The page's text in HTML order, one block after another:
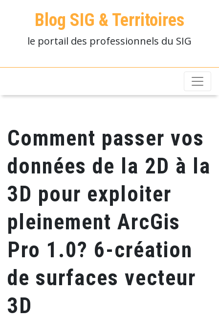
Blog SIG & Territoires
le portail des professionnels du SIG
Comment passer vos
données de la 2D à la
3D pour exploiter
pleinement ArcGis
Pro 1.0? 6-création
de surfaces vecteur
3D